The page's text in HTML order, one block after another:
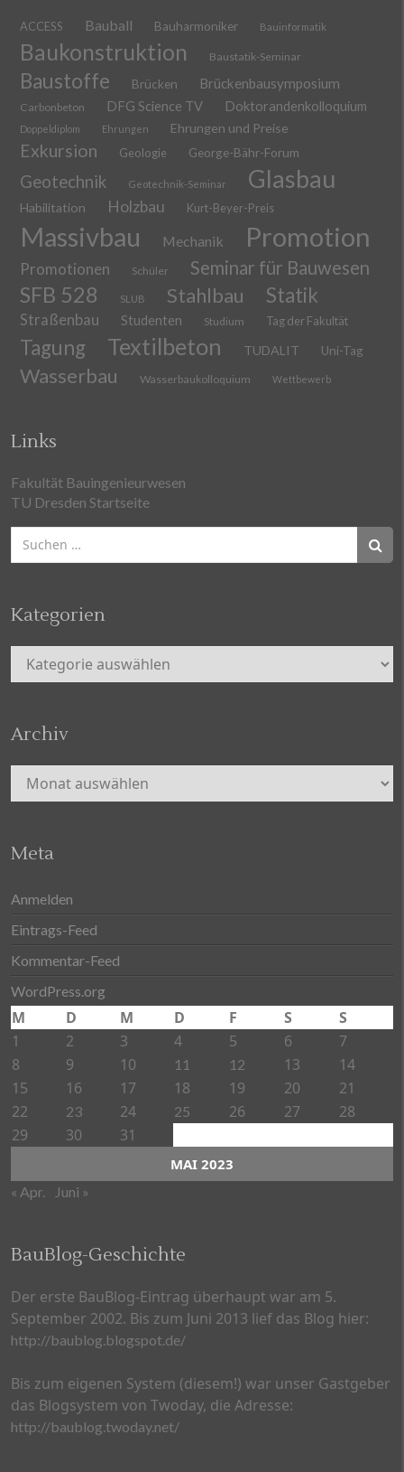
ACCESS Bauball Bauharmoniker Bauinformatik
Baukonstruktion Baustatik-Seminar
Baustoffe Brücken Brückenbausymposium
Carbonbeton DFG Science TV Doktorandenkolloquium
Doppeldiplom Ehrungen Ehrungen und Preise
Exkursion Geologie George-Bähr-Forum
Geotechnik Geotechnik-Seminar Glasbau
Habilitation Holzbau Kurt-Beyer-Preis
Massivbau Mechanik Promotion
Promotionen Schüler Seminar für Bauwesen
SFB 528 SLUB Stahlbau Statik
Straßenbau Studenten Studium Tag der Fakultät
Tagung Textilbeton TUDALIT Uni-Tag
Wasserbau Wasserbaukolloquium Wettbewerb
Links
Fakultät Bauingenieurwesen
TU Dresden Startseite
Suchen
nach:
Kategorien
Kategorien
Archiv
Archiv
Meta
Anmelden
Eintrags-Feed
Kommentar-Feed
WordPress.org
MAI 2023
M D M D F S
S
1
2 3 4 5 6
7
8
9 10 11 12 13
14
15
16 17 18 19 20
21
22
23 24 25 26 27
28
29
30 31
« Apr. Juni »
BauBlog-Geschichte
Der erste BauBlog-Eintrag überhaupt war am 5.
September 2002. Bis zum Juni 2013 lief das Blog hier:
http://baublog.blogspot.de/
Bis zum eigenen System (diesem!) war unser Gastgeber
das Blogsystem von Twoday, die Adresse:
http://baublog.twoday.net/